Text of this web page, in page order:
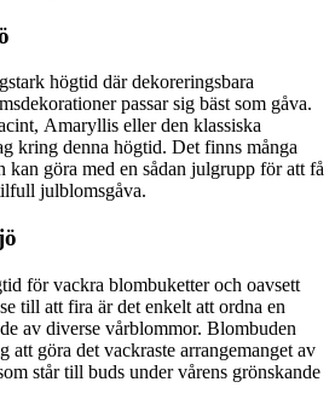
högtid där dekoreringsbara
passar sig bäst som gåva.
Amaryllis eller den klassiska
högtid. Det finns många
kan göra med en sådan julgrupp för att få
julblomsgåva.
för vackra blombuketter och oavsett
till att fira är det enkelt att ordna en
vårblommor. Blombuden
att göra det vackraste arrangemanget av
står till buds under vårens grönskande